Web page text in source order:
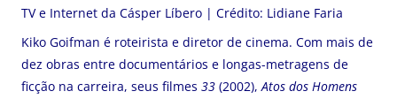
TV e Internet da Cásper Líbero | Crédito: Lidiane Faria
Kiko Goifman é roteirista e diretor de cinema. Com mais de
dez obras entre documentários e longas-metragens de
ficção na carreira, seus filmes 33 (2002),Atos dos Homens